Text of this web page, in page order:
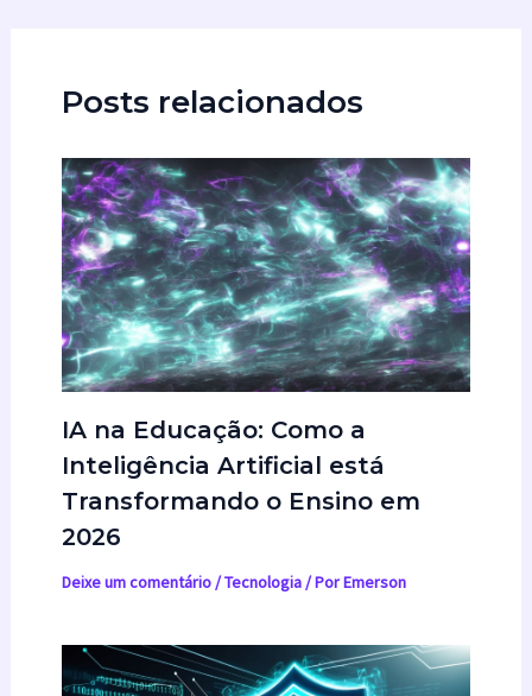
Posts relacionados
IA na Educação: Como a
Inteligência Artificial está
Transformando o Ensino em
2026
Deixe um comentário/Tecnologia/ PorEmerson